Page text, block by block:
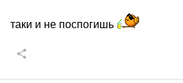
таки и не поспогишь